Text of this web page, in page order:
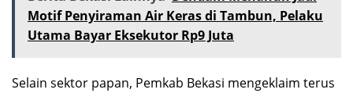
Motif Penyiraman Air Keras di Tambun, Pelaku
Utama Bayar Eksekutor Rp9 Juta
Selain sektor papan, Pemkab Bekasi mengeklaim terus